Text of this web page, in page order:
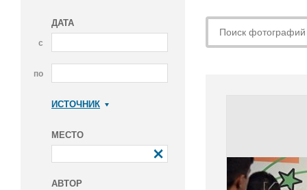
ДАТА
с
по
ИСТОЧНИК
МЕСТО
АВТОР